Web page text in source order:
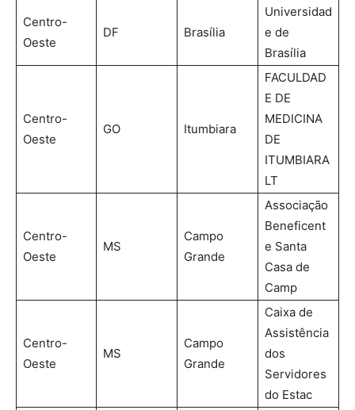
Centro-
Oeste
DF Brasília
Universidad
e de
Brasília
Centro-
Oeste
GO Itumbiara
FACULDAD
E DE
MEDICINA
DE
ITUMBIARA
LT
Centro-
Oeste
MS
Campo
Grande
Associação
Beneficent
e Santa
Casa de
Camp
Centro-
Oeste
MS
Campo
Grande
Caixa de
Assistência
dos
Servidores
do Estac